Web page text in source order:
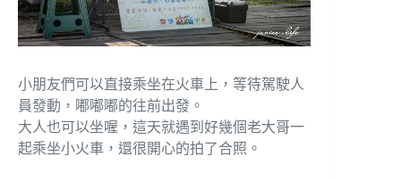
小朋友們可以直接乘坐在火車上，等待駕駛人
員發動，嘟嘟嘟的往前出發。
大人也可以坐喔，這天就遇到好幾個老大哥一
起乘坐小火車，還很開心的拍了合照。